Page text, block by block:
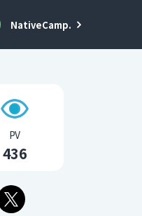
NativeCamp.
PV
436